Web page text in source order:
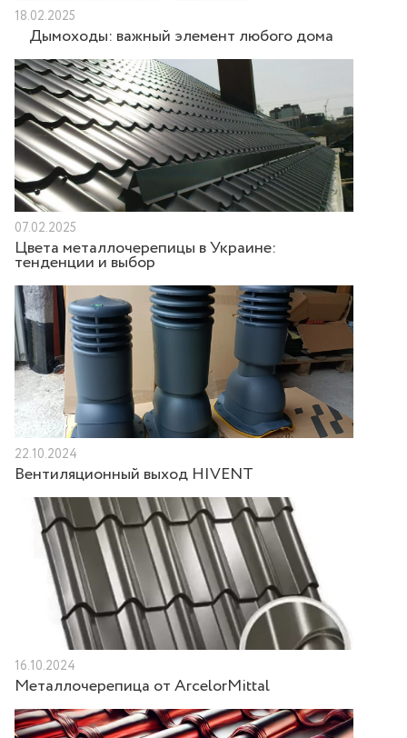
18.02.2025
Дымоходы: важный элемент любого дома
07.02.2025
Цвета металлочерепицы в Украине:
тенденции и выбор
22.10.2024
Вентиляционный выход HIVENT
16.10.2024
Металлочерепица от ArcelorMittal